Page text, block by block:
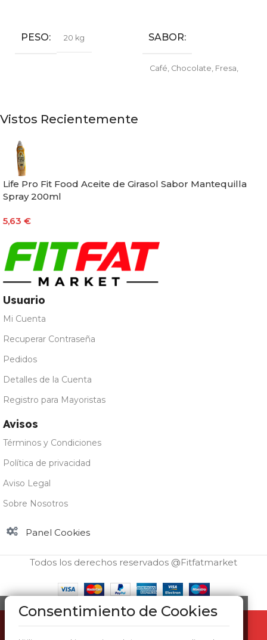
Todos los pedidos incluyen regalos
PESO 20 kg SABOR
Café, Chocolate, Fresa,
Vistos Recientemente
Life Pro Fit Food Aceite de Girasol Sabor Mantequilla
Spray 200ml
5,63 €
Usuario
Mi Cuenta
Recuperar Contraseña
Pedidos
Detalles de la Cuenta
Registro para Mayoristas
Avisos
Términos y Condiciones
Política de privacidad
Aviso Legal
Sobre Nosotros
Panel Cookies
Todos los derechos reservados @Fitfatmarket
Life Pro Fit
Sin
Consentimiento de Cookies